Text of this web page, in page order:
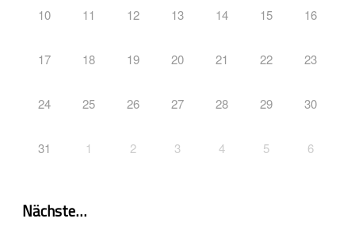
10 11 12 13 14 15 16
17 18 19 20 21 22 23
24 25 26 27 28 29 30
31 1 2 3 4 5 6
Nächste…